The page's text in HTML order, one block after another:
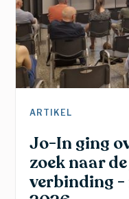
ARTIKEL
Jo-In ging
zoek naar
verbinding -